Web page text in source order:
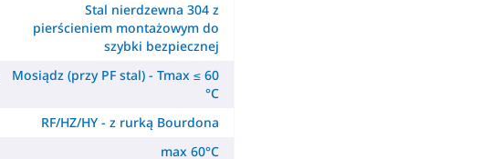
Stal nierdzewna 304 z
pierścieniem montażowym do
szybki bezpiecznej
Mosiądz (przy PF stal) - Tmax ≤ 60
°C
RF/HZ/HY - z rurką Bourdona
max 60°C